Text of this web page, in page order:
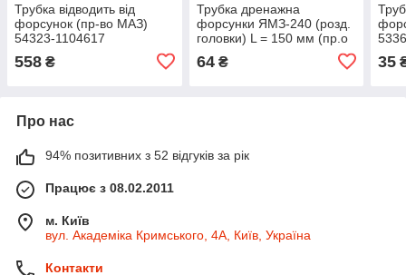
Трубка відводить від
форсунок (пр-во МАЗ)
54323-1104617
558 ₴
Трубка дренажна
форсунки ЯМЗ-240 (розд.
головки) L = 150 мм (пр.о
64₴ 35
Про нас
94% позитивних з 52 відгуків за рік
Працює з 08.02.2011
м. Київ
вул. Академіка Кримського, 4А, Київ, Україна
Контакти